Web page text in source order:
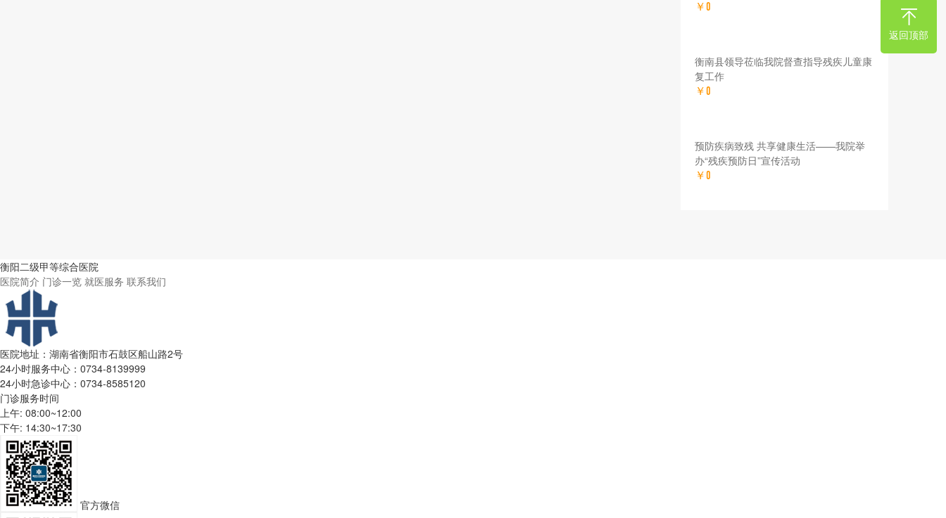
￥0
衡南县领导莅临我院督查指导残疾儿童康
复工作
￥0
预防疾病致残 共享健康生活——我院举
办“残疾预防日”宣传活动
￥0
衡阳二级甲等综合医院
医院简介 门诊一览 就医服务 联系我们
医院地址：湖南省衡阳市石鼓区船山路2号
24小时服务中心：0734-8139999
24小时急诊中心：0734-8585120
门诊服务时间
上午: 08:00~12:00
下午: 14:30~17:30
官方微信
返回顶部